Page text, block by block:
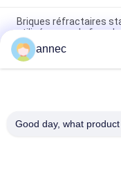
Briques réfractaires
utilisées pour le four
Briques standard de
pour le four de fonte
Les creusets adaptés
annec
Good day, what